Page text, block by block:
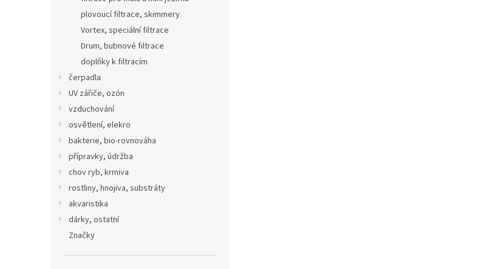
plovoucí filtrace, skimmery
Vortex, speciální filtrace
Drum, bubnové filtrace
doplňky k filtracím
čerpadla
UV zářiče, ozón
vzduchování
osvětlení, elekro
bakterie, bio-rovnováha
přípravky, údržba
chov ryb, krmiva
rostliny, hnojiva, substráty
akvaristika
dárky, ostatní
Značky